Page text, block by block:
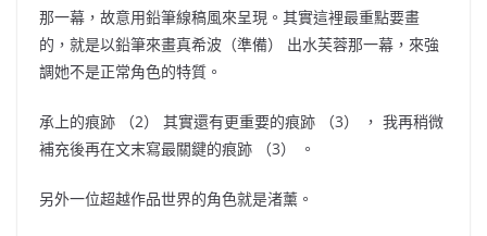
那一幕，故意用鉛筆線稿風來呈現。其實這裡最重點要畫
的，就是以鉛筆來畫真希波 （準備） 出水芙蓉那一幕，來強
調她不是正常角色的特質。
承上的痕跡 （2） 其實還有更重要的痕跡 （3） ， 我再稍微
補充後再在文末寫最關鍵的痕跡 （3） 。
另外一位超越作品世界的角色就是渚薰。